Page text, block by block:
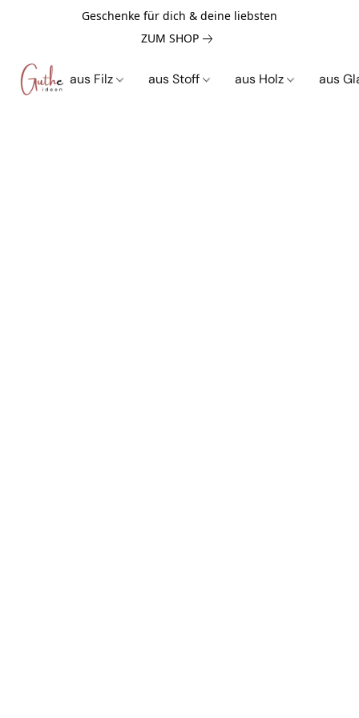
Geschenke für dich & deine liebsten
ZUM SHOP
aus Filz aus Stoff aus Holz aus